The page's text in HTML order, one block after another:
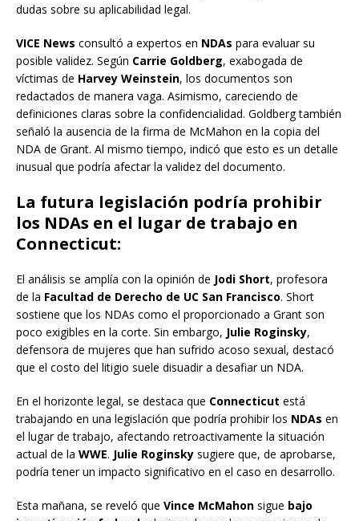
dudas sobre su aplicabilidad legal.
VICE News consultó a expertos en NDAs para evaluar su
posible validez. Según Carrie Goldberg, exabogada de
víctimas de Harvey Weinstein, los documentos son
redactados de manera vaga. Asimismo, careciendo de
definiciones claras sobre la confidencialidad. Goldberg también
señaló la ausencia de la firma de McMahon en la copia del
NDA de Grant. Al mismo tiempo, indicó que esto es un detalle
inusual que podría afectar la validez del documento.
La futura legislación podría prohibir
los NDAs en el lugar de trabajo en
Connecticut:
El análisis se amplía con la opinión de Jodi Short, profesora
de la Facultad de Derecho de UC San Francisco. Short
sostiene que los NDAs como el proporcionado a Grant son
poco exigibles en la corte. Sin embargo, Julie Roginsky,
defensora de mujeres que han sufrido acoso sexual, destacó
que el costo del litigio suele disuadir a desafiar un NDA.
En el horizonte legal, se destaca que Connecticut está
trabajando en una legislación que podría prohibir los NDAs en
el lugar de trabajo, afectando retroactivamente la situación
actual de la WWE. Julie Roginsky sugiere que, de aprobarse,
podría tener un impacto significativo en el caso en desarrollo.
Esta mañana, se reveló que Vince McMahon sigue bajo